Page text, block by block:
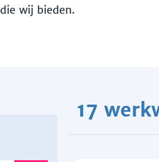
wij bieden.
17